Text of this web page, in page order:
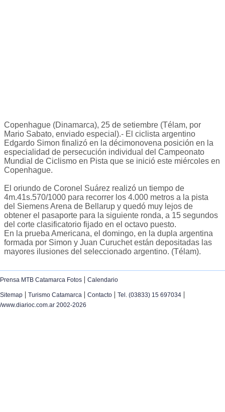
Copenhague (Dinamarca), 25 de setiembre (Télam, por
Mario Sabato, enviado especial).- El ciclista argentino
Edgardo Simon finalizó en la décimonovena posición en la
especialidad de persecución individual del Campeonato
Mundial de Ciclismo en Pista que se inició este miércoles en
Copenhague.
El oriundo de Coronel Suárez realizó un tiempo de
4m.41s.570/1000 para recorrer los 4.000 metros a la pista
del Siemens Arena de Bellarup y quedó muy lejos de
obtener el pasaporte para la siguiente ronda, a 15 segundos
del corte clasificatorio fijado en el octavo puesto.
En la prueba Americana, el domingo, en la dupla argentina
formada por Simon y Juan Curuchet están depositadas las
mayores ilusiones del seleccionado argentino. (Télam).
Prensa MTB Catamarca Fotos | Calendario
Sitemap | Turismo Catamarca | Contacto | Tel. (03833) 15 697034 |
/www.diarioc.com.ar 2002-2026